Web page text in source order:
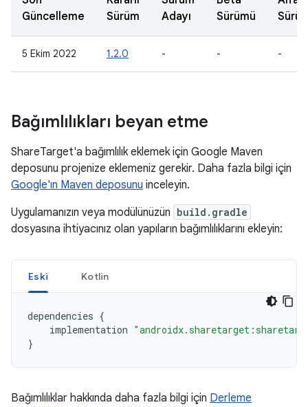
Güncelleme
Sürüm
Adayı
Sürümü
5 Ekim 2022 1.2.0 - - -
Bağımlılıkları beyan etme
ShareTarget'a bağımlılık eklemek için Google Maven
deposunu projenize eklemeniz gerekir. Daha fazla bilgi için
Google'ın Maven deposunu inceleyin.
Uygulamanızın veya modülünüzün build.gradle
dosyasına ihtiyacınız olan yapıların bağımlılıklarını ekleyin:
Eski Kotlin
dependencies {
implementation
}
Bağımlılıklar hakkında daha fazla bilgi için Derleme